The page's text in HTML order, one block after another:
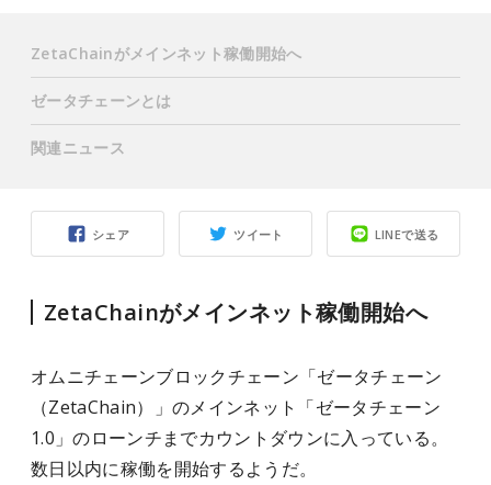
シェア ツイート LINEで送る
ZetaChainがメインネット稼働開始へ
オムニチェーンブロックチェーン「ゼータチェーン
（ZetaChain）」のメインネット「ゼータチェーン
1.0」のローンチまでカウントダウンに入っている。
数日以内に稼働を開始するようだ。
ZetaChainがメインネット稼働開始へ
ゼータチェーンとは
関連ニュース